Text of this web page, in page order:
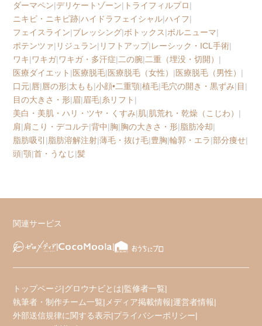
ダーマペン|デリケートゾーン| トライフィルプロ|
ニキビ・ニキビ跡|ハイドラフェイシャル|ハイフ|
フェイスライン|ブレッシング|ボトックス|ボルニューマ|
ポテンツァ| リジュラン| リフトアップ|レーシック・ICL手術|
ワキ|ワキガ|ワキガ・多汗症|二の腕|二重（埋没・切開） |
医療ダイエット |医療脱毛|医療脱毛（女性） |医療脱毛（男性） |
口元|唇|唇の形|太もも|小顔•二重顎|植毛|毛穴の開き・黒ずみ|目 |
目の大きさ・形|眉|眉毛|糸リフト |
美白・美肌・ハリ・ツヤ・くすみ|肌|肌荒れ・乾燥（こじわ） |
肩|肩こり・デコルテ|背中|胸|胸の大きさ・形|脂肪冷却|
脂肪吸引 |脂肪溶解注射|薄毛・抜け毛|豊胸|輪郭・エラ|部分痩せ|
頭|顎|首・うなじ|髪
関連サービス
トップページ|グロウナビとは|監修者一覧|
執筆者・制作チーム一覧|メディア掲載情報|運営者情報|
外部送信規律に関する表示|プライバシーポリシー|